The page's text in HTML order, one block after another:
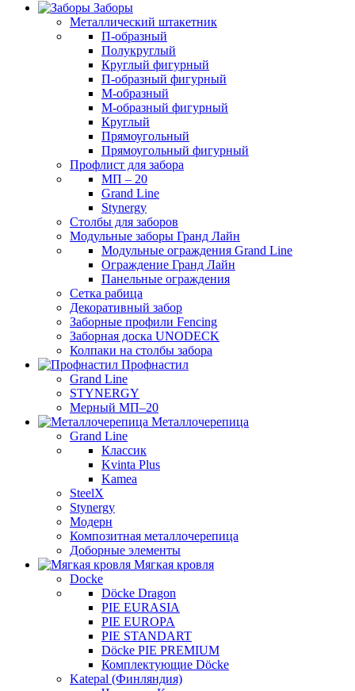
Заборы
Металлический штакетник
П-образный
Полукруглый
Круглый фигурный
П-образный фигурный
М-образный
M-образный фигурный
Круглый
Прямоугольный
Прямоугольный фигурный
Профлист для забора
МП – 20
Grand Line
Stynergy
Столбы для заборов
Модульные заборы Гранд Лайн
Модульные ограждения Grand Line
Ограждение Гранд Лайн
Панельные ограждения
Сетка рабица
Декоративный забор
Заборные профили Fencing
Заборная доска UNODECK
Колпаки на столбы забора
Профнастил
Grand Line
STYNERGY
Мерный МП–20
Металлочерепица
Grand Line
Классик
Kvinta Plus
Kamea
SteelX
Stynergy
Модерн
Композитная металлочерепица
Доборные элементы
Мягкая кровля
Docke
Döcke Dragon
PIE EURASIA
PIE EUROPA
PIE STANDART
Döcke PIE PREMIUM
Комплектующие Döcke
Katepal (Финляндия)